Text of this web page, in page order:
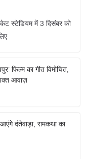
स्टेडियम में 3 दिसंबर को
फिल्म का गीत विमोचित,
आवाज़
दंतेवाड़ा, रामकथा का